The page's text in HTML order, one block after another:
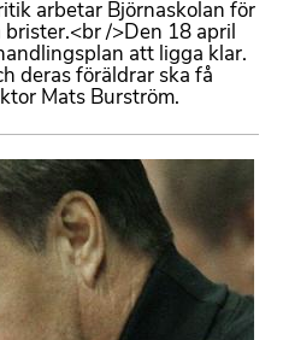
arbetar Björnaskolan för
/>Den 18 april
att ligga klar.
deras föräldrar ska få
Mats Burström.